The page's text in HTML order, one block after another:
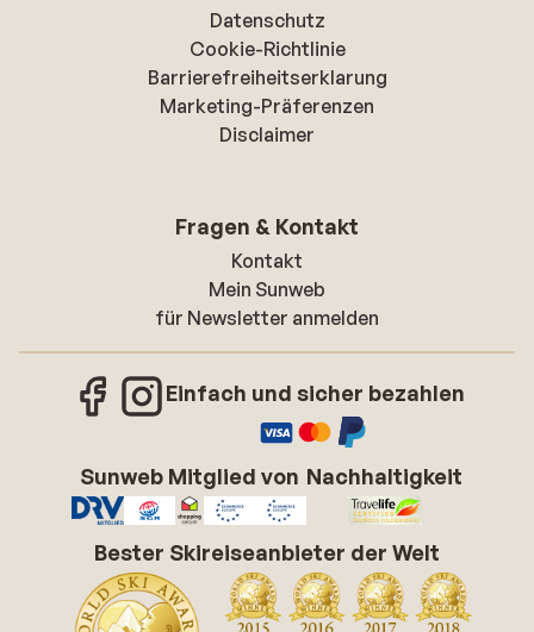
Datenschutz
Cookie-Richtlinie
Barrierefreiheitserklarung
Marketing-Präferenzen
Disclaimer
Fragen & Kontakt
Kontakt
Mein Sunweb
für Newsletter anmelden
Einfach und sicher bezahlen
Sunweb Mitglied von Nachhaltigkeit
Bester Skireiseanbieter der Welt